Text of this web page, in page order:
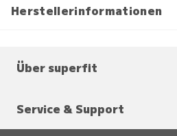
Herstellerinformationen
Über superfit
Service & Support